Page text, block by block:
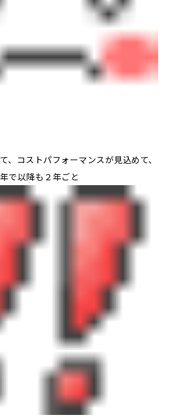
、コストパフォーマンスが見込めて、
で以降も２年ごと